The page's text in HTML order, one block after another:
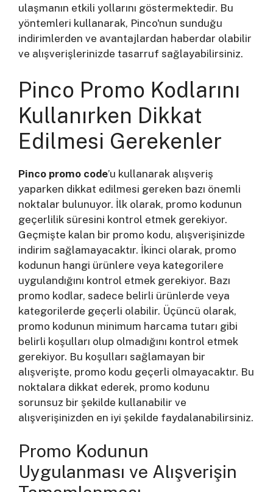
ulaşmanın etkili yollarını göstermektedir. Bu
yöntemleri kullanarak, Pinco'nun sunduğu
indirimlerden ve avantajlardan haberdar olabilir
ve alışverişlerinizde tasarruf sağlayabilirsiniz.
Pinco Promo Kodlarını
Kullanırken Dikkat
Edilmesi Gerekenler
Pinco promo code’u kullanarak alışveriş
yaparken dikkat edilmesi gereken bazı önemli
noktalar bulunuyor. İlk olarak, promo kodunun
geçerlilik süresini kontrol etmek gerekiyor.
Geçmişte kalan bir promo kodu, alışverişinizde
indirim sağlamayacaktır. İkinci olarak, promo
kodunun hangi ürünlere veya kategorilere
uygulandığını kontrol etmek gerekiyor. Bazı
promo kodlar, sadece belirli ürünlerde veya
kategorilerde geçerli olabilir. Üçüncü olarak,
promo kodunun minimum harcama tutarı gibi
belirli koşulları olup olmadığını kontrol etmek
gerekiyor. Bu koşulları sağlamayan bir
alışverişte, promo kodu geçerli olmayacaktır. Bu
noktalara dikkat ederek, promo kodunu
sorunsuz bir şekilde kullanabilir ve
alışverişinizden en iyi şekilde faydalanabilirsiniz.
Promo Kodunun
Uygulanması ve Alışverişin